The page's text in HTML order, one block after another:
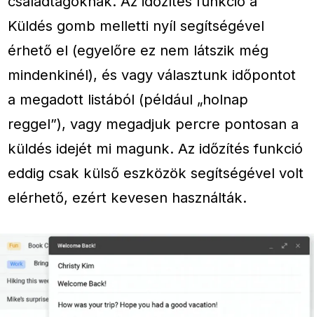
Küldés gomb melletti nyíl segítségével
érhető el (egyelőre ez nem látszik még
mindenkinél), és vagy választunk időpontot
a megadott listából (például „holnap
reggel”), vagy megadjuk percre pontosan a
küldés idejét mi magunk. Az időzítés funkció
eddig csak külső eszközök segítségével volt
elérhető, ezért kevesen használták.